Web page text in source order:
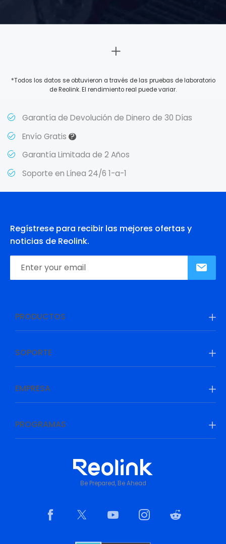
*Todos los datos se obtuvieron a través de las pruebas de laboratorio
de Reolink. El rendimiento real puede variar.
Garantía de Devolución de Dinero de 30 Días
Envío Gratis ?
Garantía Limitada de 2 Años
Soporte en Línea 24/6 1-a-1
Regístrese para recibir las mejores ofertas y
noticias de Reolink.
PRODUCTOS
SOPORTE
EMPRESA
PROGRAMAS
Be Prepared, Be Ahead